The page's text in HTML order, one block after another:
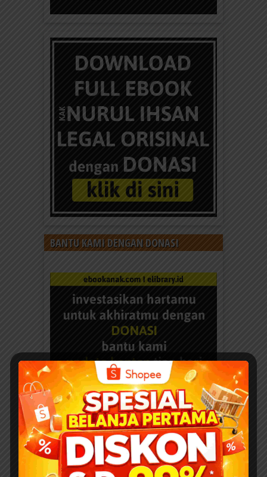
BANTU KAMI DENGAN DONASI